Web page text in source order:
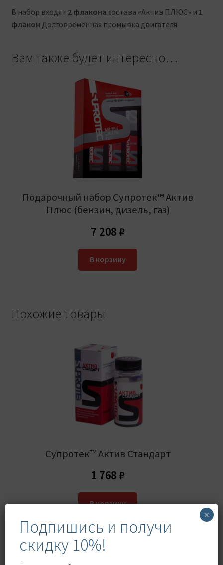
В набор входят 2 флакона состава «Актив ПЛЮС» и 1
флакон Долговременная промывка двигателя.
Вам также будет интересно…
Подарочный набор Супротек™ Актив
Плюс (бензин, дизель, газ)
7 208 ₽
В корзину
Похожие товары
Супротек™ Актив Стандарт
1 768 ₽
В корзину
Подпишись и получи
скидку 10%!
×